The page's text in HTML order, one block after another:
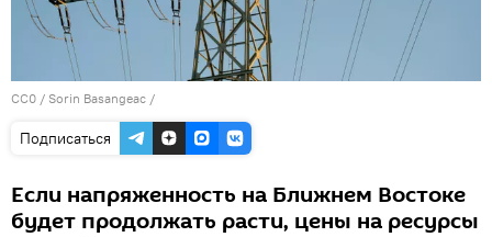
CC0 / Sorin Basangeac /
Подписаться
Если напряженность на Ближнем Востоке
будет продолжать расти, цены на ресурсы